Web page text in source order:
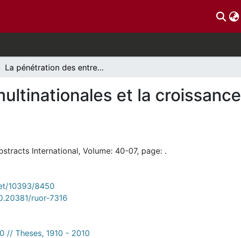
La pénétration des entreprises multinationales et la croissance économique au Brésil.
et la croissance
International, Volume: 40-07, page: .
10393/8450
ruor-7316
// Theses, 1910 - 2010